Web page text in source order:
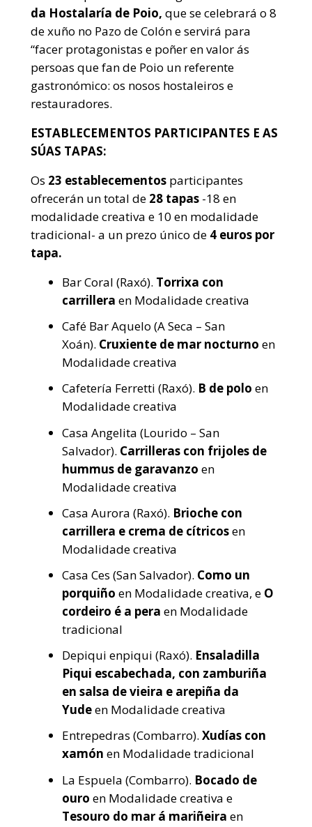
da Hostalaría de Poio, que se celebrará o 8
de xuño no Pazo de Colón e servirá para
“facer protagonistas e poñer en valor ás
persoas que fan de Poio un referente
gastronómico: os nosos hostaleiros e
restauradores.
ESTABLECEMENTOS PARTICIPANTES E AS
SÚAS TAPAS:
Os 23 establecementos participantes
ofrecerán un total de 28 tapas -18 en
modalidade creativa e 10 en modalidade
tradicional- a un prezo único de 4 euros por
tapa.
Bar Coral (Raxó). Torrixa con
carrillera en Modalidade creativa
Café Bar Aquelo (A Seca – San
Xoán). Cruxiente de mar nocturno en
Modalidade creativa
Cafetería Ferretti (Raxó). B de polo en
Modalidade creativa
Casa Angelita (Lourido – San
Salvador). Carrilleras con frijoles de
hummus de garavanzo en
Modalidade creativa
Casa Aurora (Raxó). Brioche con
carrillera e crema de cítricosen
Modalidade creativa
Casa Ces (San Salvador). Como un
porquiño en Modalidade creativa, e O
cordeiro é a pera en Modalidade
tradicional
Depiqui enpiqui (Raxó). Ensaladilla
Piqui escabechada, con zamburiña
en salsa de vieira e arepiña da
Yudeen Modalidade creativa
Entrepedras (Combarro). Xudías con
xamón en Modalidade tradicional
La Espuela (Combarro). Bocado de
ouro en Modalidade creativa e
Tesouro do mar á mariñeira en